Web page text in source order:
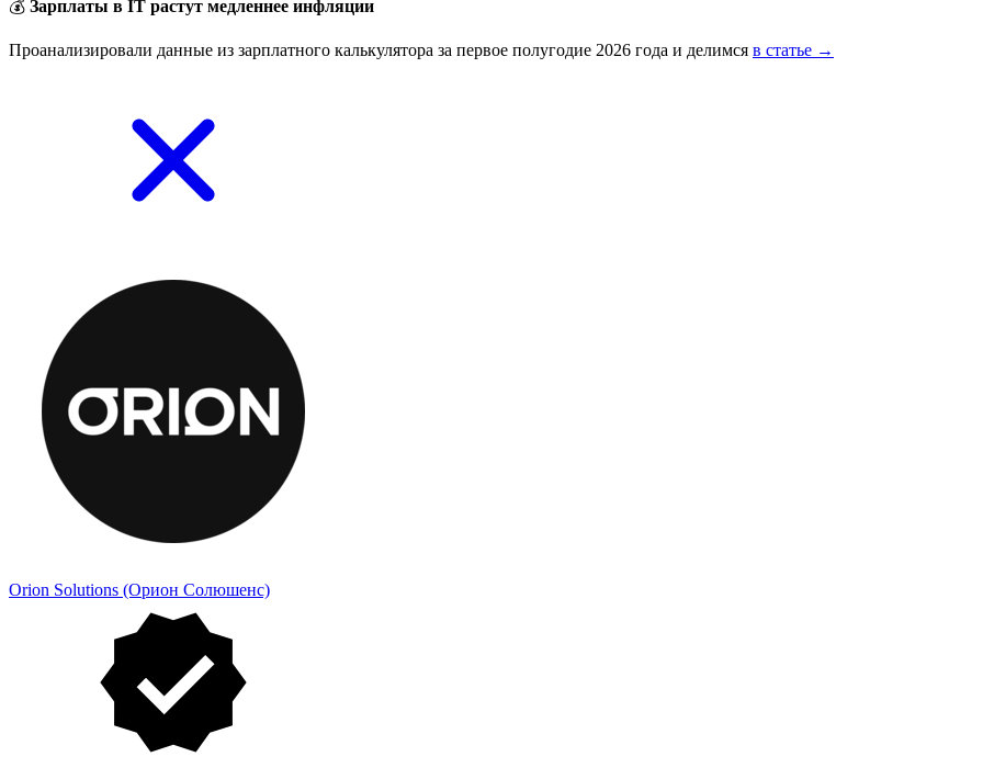
💰 Зарплаты в IT растут медленнее инфляции
Проанализировали данные из зарплатного калькулятора за первое полугодие 2026 года и делимся в статье →
Orion Solutions (Орион Солюшенс)